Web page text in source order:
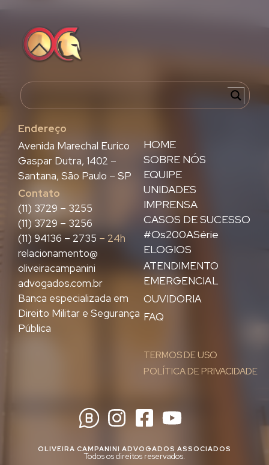
Endereço
HOME
SOBRE NÓS
EQUIPE
UNIDADES
IMPRENSA
CASOS DE SUCESSO
#Os200ASérie
ELOGIOS
ATENDIMENTO
EMERGENCIAL
OUVIDORIA
FAQ
TERMOS DE USO
POLÍTICA DE PRIVACIDADE
Avenida Marechal Eurico
Gaspar Dutra, 1402 –
Santana, São Paulo – SP
Contato
(11) 3729 – 3255
(11) 3729 – 3256
(11) 94136 – 2735 – 24h
relacionamento@
oliveiracampanini
advogados.com.br
Banca especializada em
Direito Militar e Segurança
Pública
OLIVEIRA CAMPANINI ADVOGADOS ASSOCIADOS
Todos os direitos reservados.